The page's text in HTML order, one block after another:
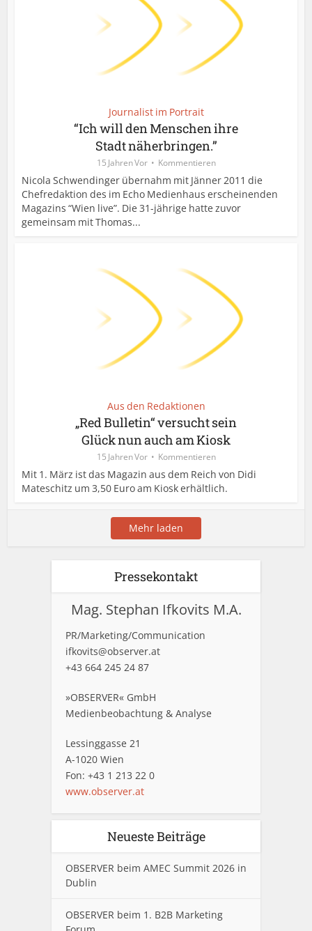
Journalist im Portrait
“Ich will den Menschen ihre
Stadt näherbringen.”
15 Jahren Vor Kommentieren
Nicola Schwendinger übernahm mit Jänner 2011 die
Chefredaktion des im Echo Medienhaus erscheinenden
Magazins “Wien live”. Die 31-jährige hatte zuvor
gemeinsam mit Thomas...
Aus den Redaktionen
„Red Bulletin“ versucht sein
Glück nun auch am Kiosk
15 Jahren Vor Kommentieren
Mit 1. März ist das Magazin aus dem Reich von Didi
Mateschitz um 3,50 Euro am Kiosk erhältlich.
Mehr laden
Pressekontakt
Mag. Stephan Ifkovits M.A.
PR/Marketing/Communication
ifkovits@observer.at
+43 664 245 24 87
»OBSERVER« GmbH
Medienbeobachtung & Analyse
Lessinggasse 21
A-1020 Wien
Fon: +43 1 213 22 0
www.observer.at
Neueste Beiträge
OBSERVER beim AMEC Summit 2026 in
Dublin
OBSERVER beim 1. B2B Marketing